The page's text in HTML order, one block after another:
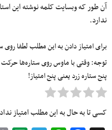
آن طور که وبسایت کلمه نوشته این
ندارد.
برای امتیاز دادن به این مطلب لطفا
توجه: وقتی با ماوس روی ستاره‌ها حرکت
پنج ستاره زرد یعنی پنج امتیاز!
کسی تا به حال به این مطلب امتیاز